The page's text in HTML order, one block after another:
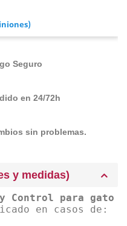
Seguro
en 24/72h
sin problemas.
y medidas)
Control para gato
en casos de: